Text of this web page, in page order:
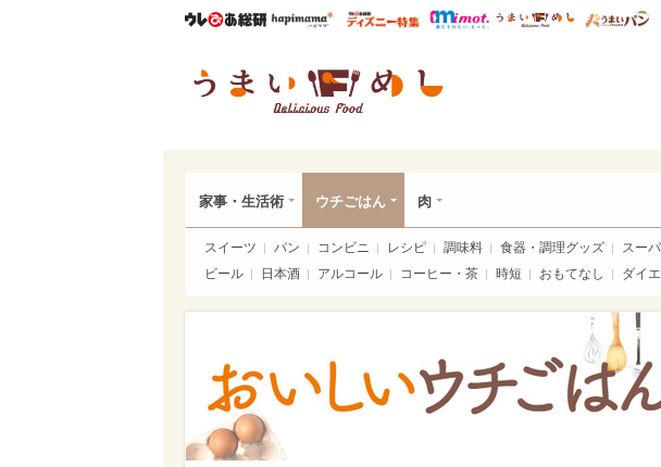
ウレぴあ総研ハピママ* ウレぴあ総研 ディズニー特集
mimot. うまいめし
家事・生活術 ウチごはん 肉
スイーツ パン コンビニ レシピ 調味料 食器・調理グッズ スー
ビール
日本酒 アルコール コーヒー・茶 時短 おもてなし ダイ